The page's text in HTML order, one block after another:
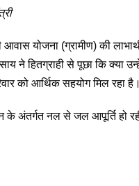
योजना (ग्रामीण) की
ने हितग्राही से पूछा कि क्या
को आर्थिक सहयोग मिल रहा है।
नल से जल आपूर्ति हो